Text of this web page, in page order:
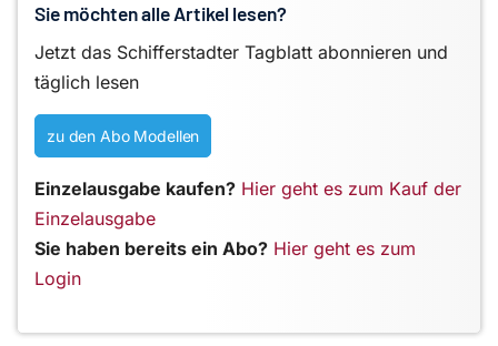
Sie möchten alle Artikel lesen?
Jetzt das Schifferstadter Tagblatt abonnieren und
täglich lesen
zu den Abo Modellen
Einzelausgabe kaufen? Hier geht es zum Kauf der
Einzelausgabe
Sie haben bereits ein Abo? Hier geht es zum
Login